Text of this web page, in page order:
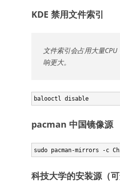
KDE 禁用文件索引
文件索引会占用大量
响更大。
balooctl disable
pacman 中国镜像源
sudo pacman-mirrors -c
科技大学的安装源（可